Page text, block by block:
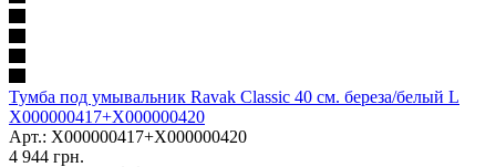
Тумба под умывальник Ravak Classic 40 см. береза/белый L
X000000417+X000000420
Арт.: X000000417+X000000420
4 944 грн.